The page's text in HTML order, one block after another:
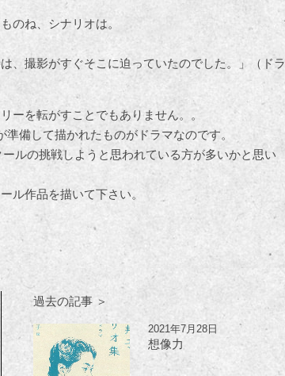
のね、シナリオは。
、撮影がすぐそこに迫っていたのでした。」（ドラ
ーを転がすことでもありません。。
備して描かれたものがドラマなのです。
ルの挑戦しようと思われている方が多いかと思い
ル作品を描いて下さい。
過去の記事 ＞
2021年7月28日
想像力